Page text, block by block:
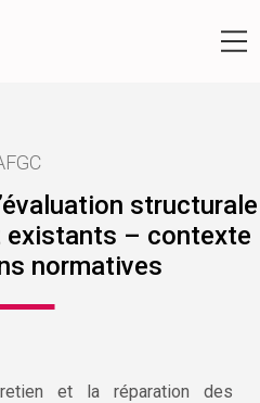
structurale
existants – contexte
normatives
et la réparation des